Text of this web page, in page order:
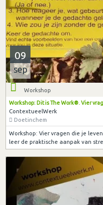
09
sep
Workshop
Workshop: Dit is The Work®. Vier
ContextueelWerk
Doetinchem
Workshop: Vier vragen die je
leer de praktische aanpak van